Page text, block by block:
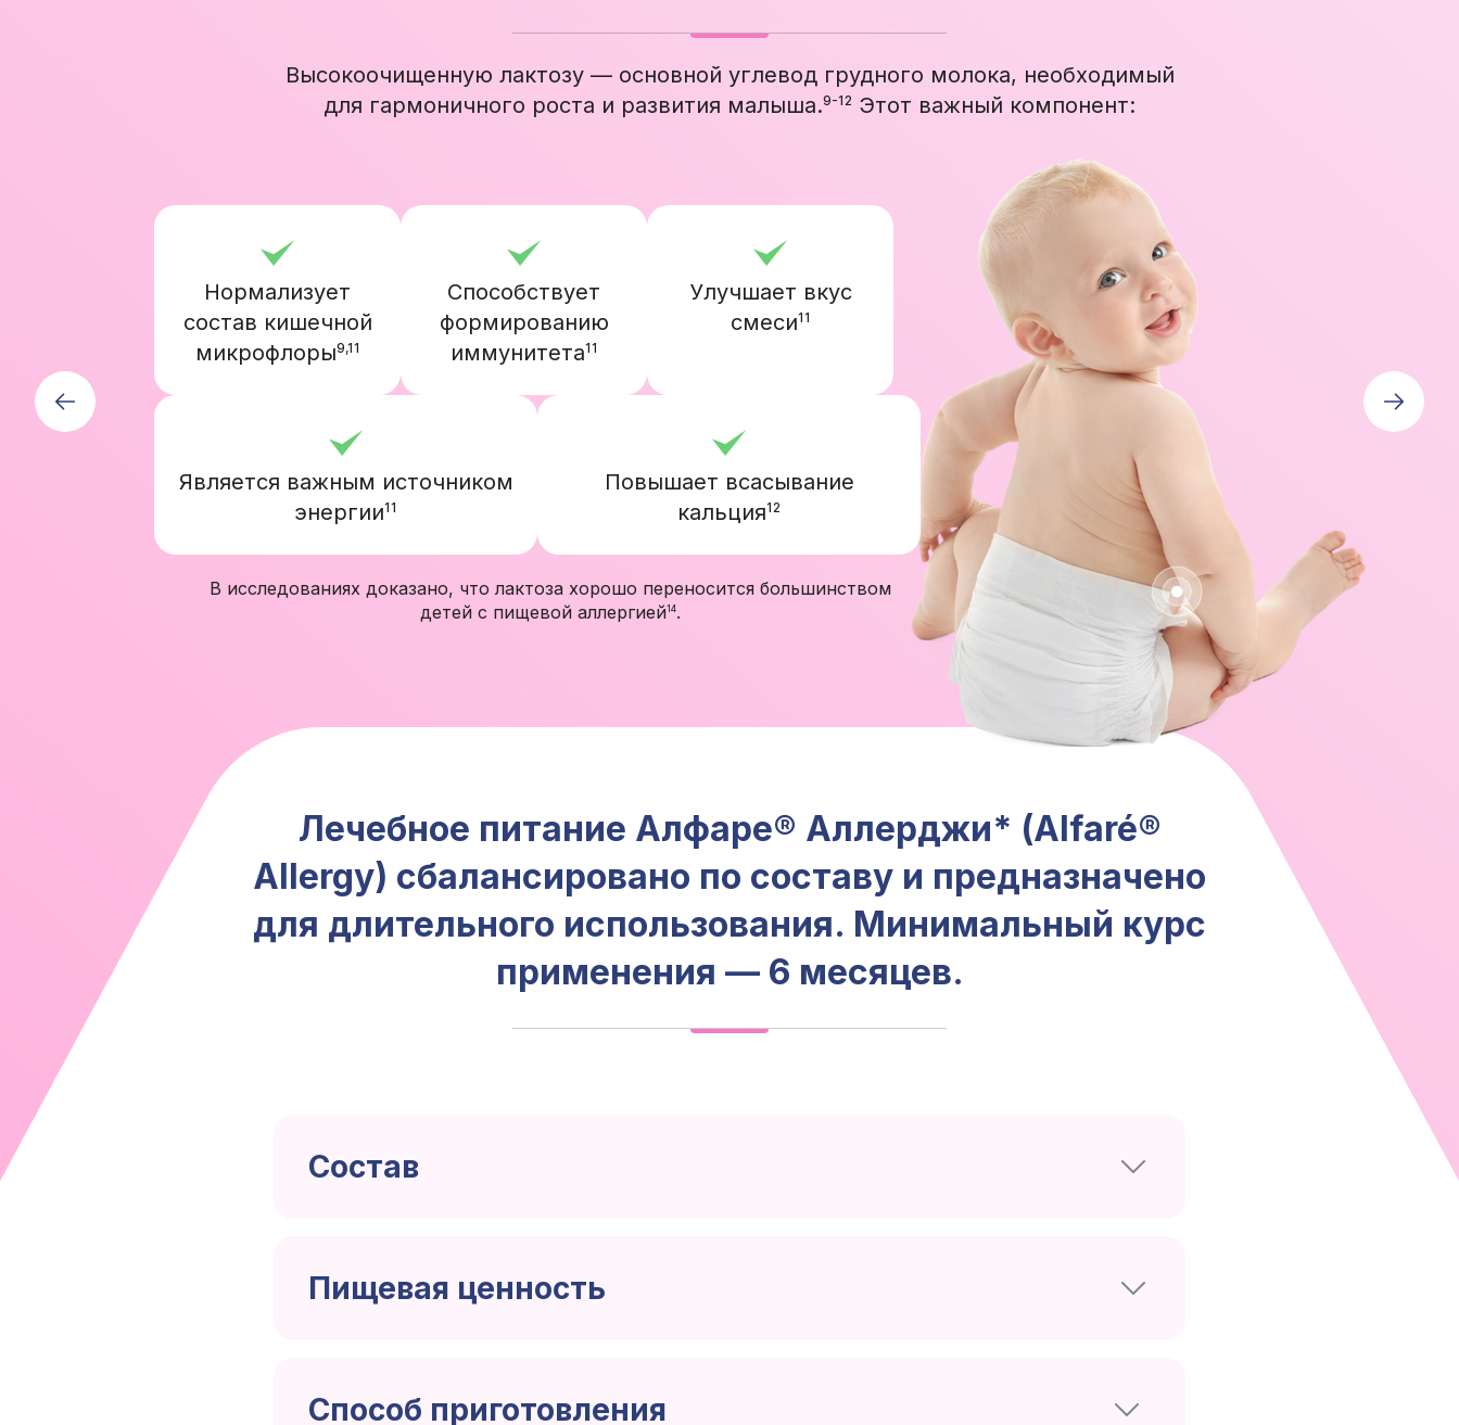
Высокоочищенную лактозу — основной углевод грудного молока, необходимый
для гармоничного роста и развития малыша.9-12 Этот важный компонент:
Нормализует
состав кишечной
микрофлоры9,11
Способствует
формированию
иммунитета11
Улучшает вкус
смеси11
Является важным источником
энергии11
Повышает всасывание
кальция12
В исследованиях доказано, что лактоза хорошо переносится большинством
детей с пищевой аллергией14.
Лечебное питание Алфаре® Аллерджи* (Alfaré®
Allergy) сбалансировано по составу и предназначено
для длительного использования. Минимальный курс
применения — 6 месяцев.
Состав
Пищевая ценность
Способ приготовления